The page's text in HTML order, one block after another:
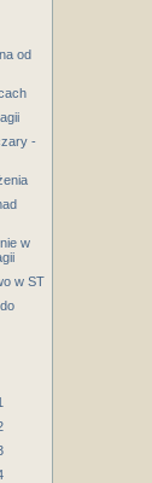
od
-
w
w ST